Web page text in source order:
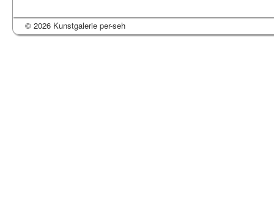
© 2026 Kunstgalerie per-seh